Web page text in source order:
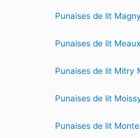
Punaises de lit
Punaises de lit Meaux
Punaises de lit Mitry
Punaises de lit
Punaises de lit